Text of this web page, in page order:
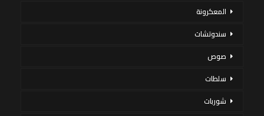
المعكرونة
سندوتشات
صوص
سلطات
شوربات